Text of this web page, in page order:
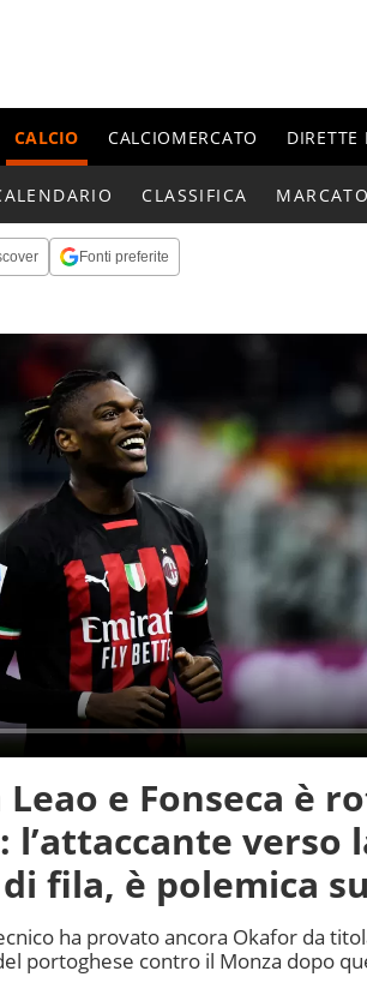
CALCIO CALCIOMERCATO DIRETTE
CLASSIFICA
Fonti preferite
e Fonseca è
verso
fila, è polemica
ha provato ancora Okafor da
portoghese contro il Monza dopo